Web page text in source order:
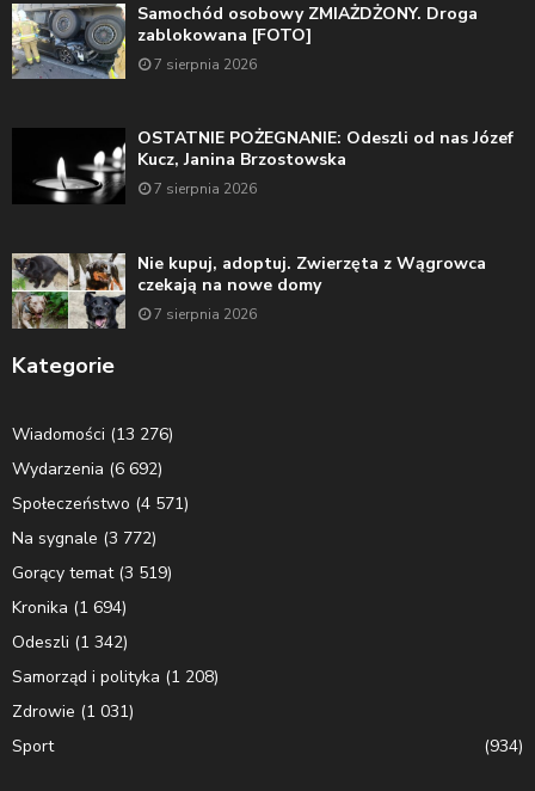
Samochód osobowy ZMIAŻDŻONY. Droga
zablokowana [FOTO]
7 sierpnia 2026
OSTATNIE POŻEGNANIE: Odeszli od nas Józef
Kucz, Janina Brzostowska
7 sierpnia 2026
Nie kupuj, adoptuj. Zwierzęta z Wągrowca
czekają na nowe domy
7 sierpnia 2026
Kategorie
Wiadomości (13 276)
Wydarzenia (6 692)
Społeczeństwo (4 571)
Na sygnale (3 772)
Gorący temat(3 519)
Kronika (1 694)
Odeszli (1 342)
Samorząd i polityka (1 208)
Zdrowie (1 031)
Sport
(934)